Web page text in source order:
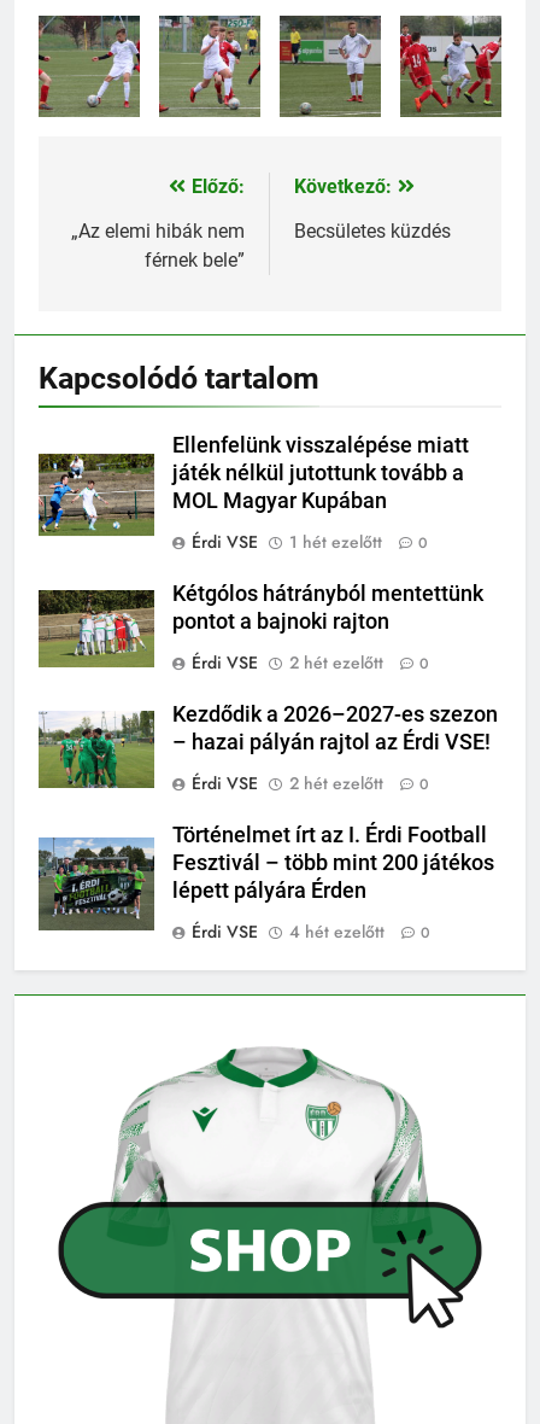
Bejegyzés
navigáció
Előző:
„Az elemi hibák nem
férnek bele”
Következő:
Becsületes küzdés
Kapcsolódó tartalom
Ellenfelünk visszalépése miatt
játék nélkül jutottunk tovább a
MOL Magyar Kupában
Érdi VSE
1 hét ezelőtt 0
Kétgólos hátrányból mentettünk
pontot a bajnoki rajton
Érdi VSE
2 hét ezelőtt 0
Kezdődik a 2026–2027-es szezon
– hazai pályán rajtol az Érdi VSE!
Érdi VSE
2 hét ezelőtt 0
Történelmet írt az I. Érdi Football
Fesztivál – több mint 200 játékos
lépett pályára Érden
Érdi VSE
4 hét ezelőtt 0